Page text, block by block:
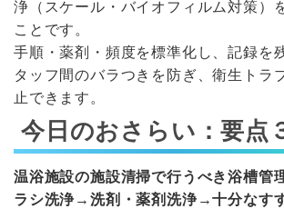
浄（スケール・バイオフィルム対策）
ことです。
手順・薬剤・頻度を標準化し、記録を
タッフ間のバラつきを防ぎ、衛生トラ
止できます。
今日のおさらい：要点
温浴施設の施設清掃で行うべき浴槽管
ラシ洗浄→洗剤・薬剤洗浄→十分な